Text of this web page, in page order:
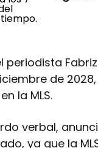
periodista
de
la MLS.
verbal,
ya que la